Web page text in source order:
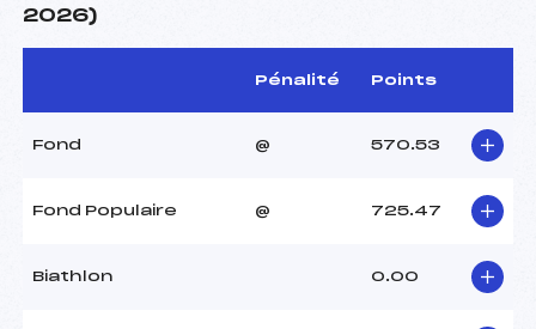
2026)
Pénalité Points
Fond @ 570.53
Fond Populaire @ 725.47
Biathlon 0.00